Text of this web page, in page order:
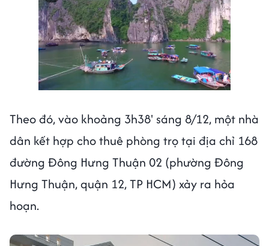
Next video in 1 Cancel
Theo đó, vào khoảng 3h38' sáng 8/12, một nhà
dân kết hợp cho thuê phòng trọ tại địa chỉ 168
đường Đông Hưng Thuận 02 (phường Đông
Hưng Thuận, quận 12, TP HCM) xảy ra hỏa
hoạn.